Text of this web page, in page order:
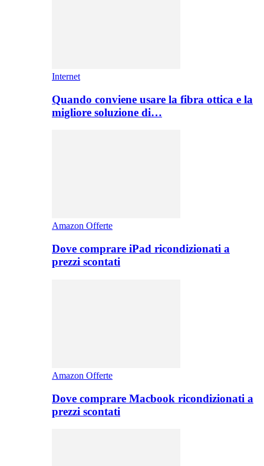
Internet
Quando conviene usare la fibra ottica e la
migliore soluzione di…
Amazon Offerte
Dove comprare iPad ricondizionati a
prezzi scontati
Amazon Offerte
Dove comprare Macbook ricondizionati a
prezzi scontati